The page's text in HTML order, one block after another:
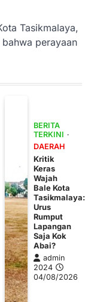
Tasikmalaya,
perayaan
BERITA
TERKINI
DAERAH
Kritik
Keras
Wajah
Bale Kota
Tasikmalaya:
Urus
Rumput
Lapangan
Saja Kok
Abai?
admin
2024
04/08/2026